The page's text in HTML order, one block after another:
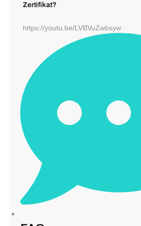
Zertifikat?
https://youtu.be/LVBVuZwbsyw